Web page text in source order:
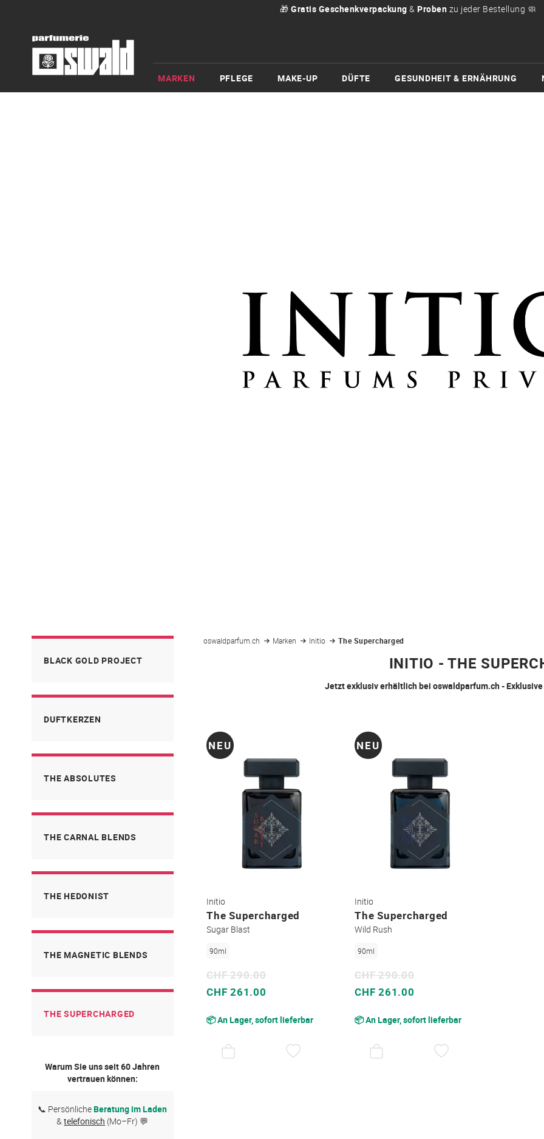
🎁 Gratis Geschenkverpackung & Proben zu jeder Bestellung 🧼
MARKEN PFLEGE MAKE-UP DÜFTE GESUNDHEIT & ERNÄHRUNG
oswaldparfum.ch Marken Initio The Supercharged
INITIO - THE
Jetzt exklusiv erhältlich bei oswaldparfum.ch -
NEU
Initio
The Supercharged
Sugar Blast
90ml
Sonderpreis
CHF 261.00
CHF 290.00
📦 An Lager, sofort lieferbar
NEU
Initio
The Supercharged
Wild Rush
90ml
Sonderpreis
CHF 261.00
CHF 290.00
📦 An Lager, sofort lieferbar
BLACK GOLD PROJECT
DUFTKERZEN
THE ABSOLUTES
THE CARNAL BLENDS
THE HEDONIST
THE MAGNETIC BLENDS
THE SUPERCHARGED
Warum Sie uns seit 60 Jahren
vertrauen können:
📞 PersönlicheBeratung im Laden
&telefonisch (Mo–Fr) 💬